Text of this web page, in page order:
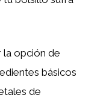
la opción de
básicos
de